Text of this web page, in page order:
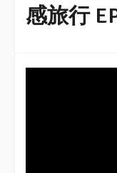
感旅行